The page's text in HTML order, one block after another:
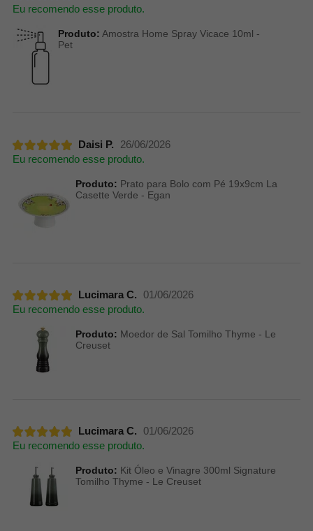
Eu recomendo esse produto.
Produto: Amostra Home Spray Vicace 10ml -
Pet
Daisi P.
26/06/2026
Eu recomendo esse produto.
Produto: Prato para Bolo com Pé 19x9cm La
Casette Verde - Egan
Lucimara C.
01/06/2026
Eu recomendo esse produto.
Produto: Moedor de Sal Tomilho Thyme - Le
Creuset
Lucimara C.
01/06/2026
Eu recomendo esse produto.
Produto: Kit Óleo e Vinagre 300ml Signature
Tomilho Thyme - Le Creuset